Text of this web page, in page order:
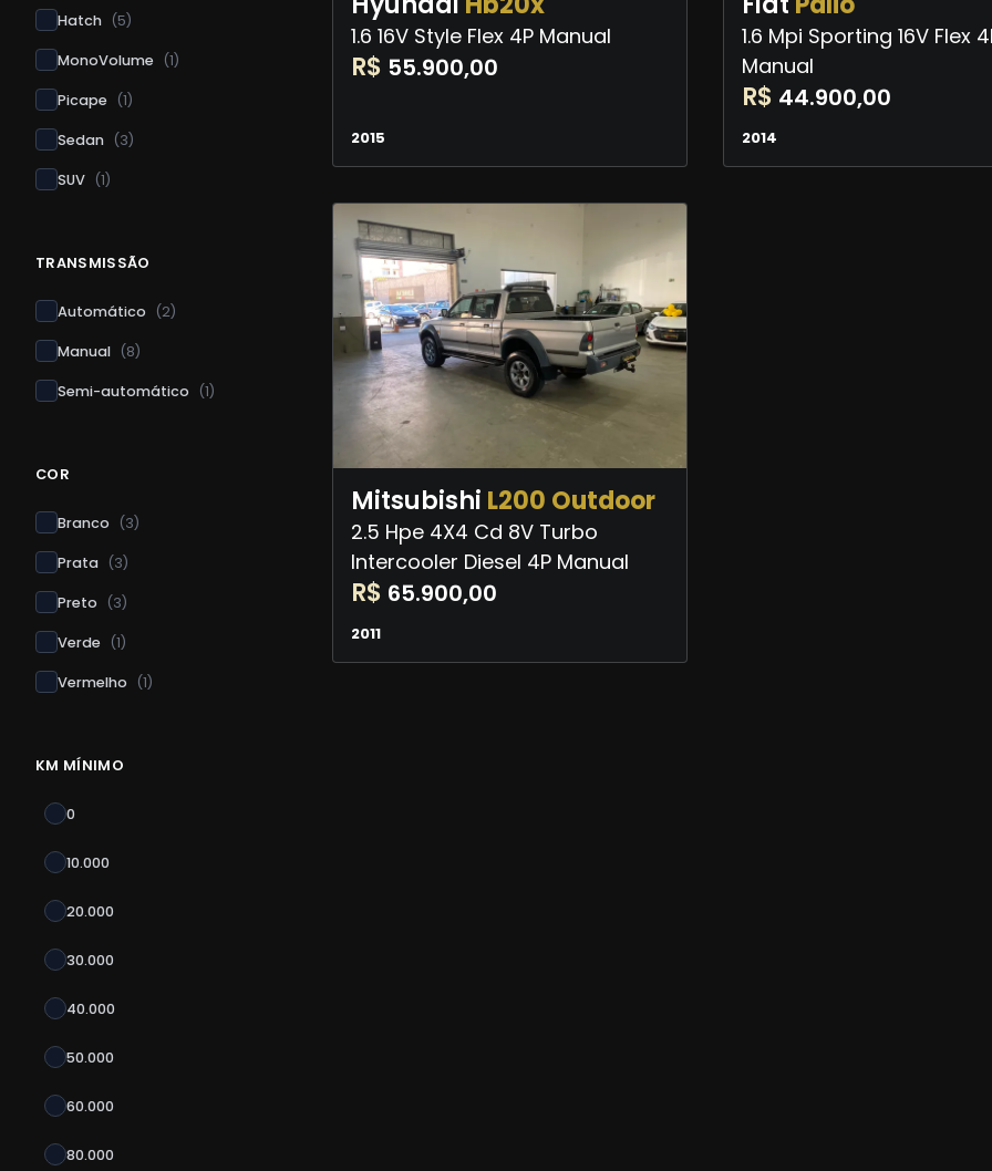
Hatch (5)
MonoVolume (1)
Picape (1)
Sedan (3)
SUV (1)
TRANSMISSÃO
Automático (2)
Manual (8)
Semi-automático (1)
COR
Branco (3)
Prata (3)
Preto (3)
Verde (1)
Vermelho (1)
KM MÍNIMO
0
10.000
20.000
30.000
40.000
50.000
60.000
80.000
1.6 16V Style Flex 4P Manual
R$ 55.900,00
2015
1.6 Mpi Sporting 16V Flex
Manual
R$ 44.900,00
2014
Mitsubishi L200 Outdoor
2.5 Hpe 4X4 Cd 8V Turbo
Intercooler Diesel 4P Manual
R$ 65.900,00
2011